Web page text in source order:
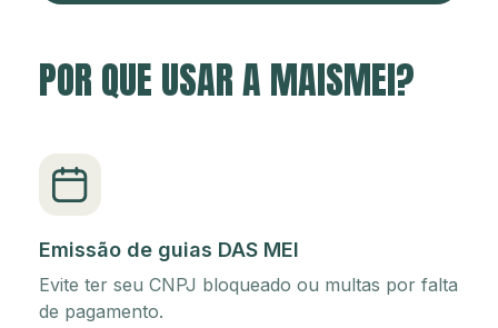
POR QUE USAR A MAISMEI?
Emissão de guias DAS MEI
Evite ter seu CNPJ bloqueado ou multas por falta
de pagamento.